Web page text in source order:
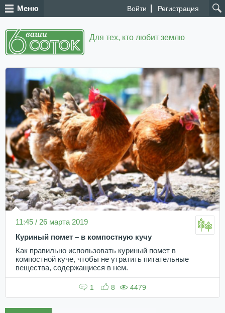
Войти Регистрация
Меню
Для тех, кто любит землю
11:45 / 26 марта 2019
Куриный помет – в компостную кучу
Как правильно использовать куриный помет в
компостной куче, чтобы не утратить питательные
вещества, содержащиеся в нем.
1 8 4479